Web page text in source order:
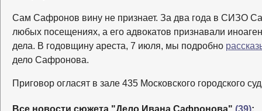
Сам Сафронов вину не признает. За два года в СИЗО
любых посещениях, а его адвокатов признавали
дела. В годовщину ареста, 7 июля, мы подробно
дело Сафронова.
Приговор огласят в зале 435 Московского городского